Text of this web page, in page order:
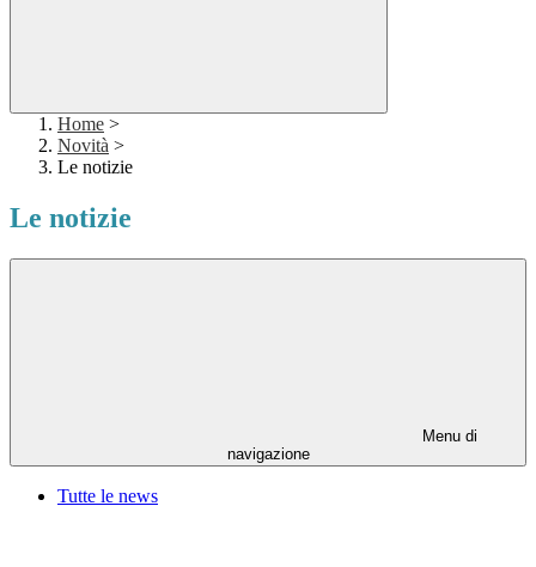
Home >
Novità >
Le notizie
Le notizie
Menu di
navigazione
Tutte le news